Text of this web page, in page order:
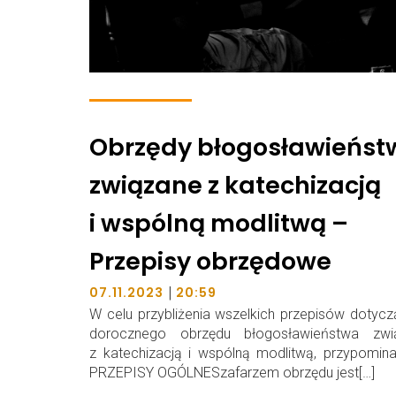
Obrzędy
związane z katechizacją
i wspólną modlitwą –
Przepisy obrzędowe
07.11.2023 | 20:59
W celu przybliżenia wszelkich przepisów
dorocznego obrzędu błogosławieństwa
z katechizacją i wspólną modlitwą,
PRZEPISY OGÓLNESzafarzem obrzędu jest[…]